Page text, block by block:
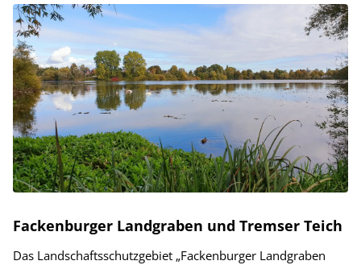
Fackenburger Landgraben und Tremser Teich
Das Landschaftsschutzgebiet „Fackenburger Landgraben